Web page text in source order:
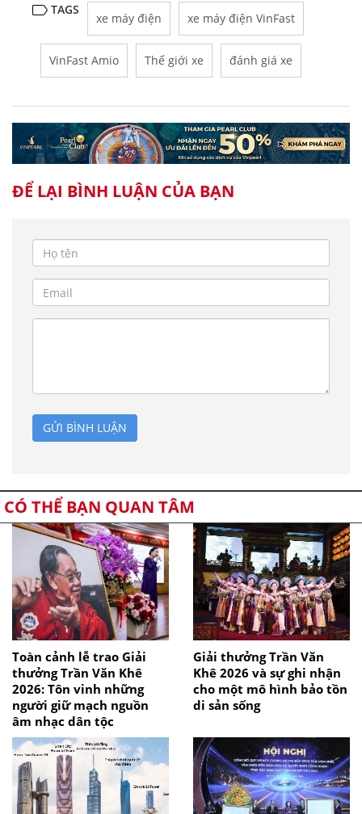
TAGS
xe máy điện xe máy điện VinFast
VinFast Amio Thế giới xe đánh giá xe
ĐỂ LẠI BÌNH LUẬN CỦA BẠN
GỬI BÌNH LUẬN
CÓ THỂ BẠN QUAN TÂM
Toàn cảnh lễ trao Giải
thưởng Trần Văn Khê
2026: Tôn vinh những
người giữ mạch nguồn
âm nhạc dân tộc
Giải thưởng Trần Văn
Khê 2026 và sự ghi nhận
cho một mô hình bảo tồn
di sản sống